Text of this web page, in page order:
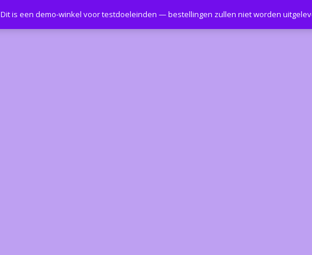
Dit is een demo-winkel voor testdoeleinden — bestellingen zullen niet worden